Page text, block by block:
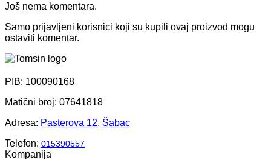
Još nema komentara.
Samo prijavljeni korisnici koji su kupili ovaj proizvod mogu
ostaviti komentar.
PIB: 100090168
Matični broj: 07641818
Adresa: Pasterova 12, Šabac
Telefon: 015390557
Kompanija